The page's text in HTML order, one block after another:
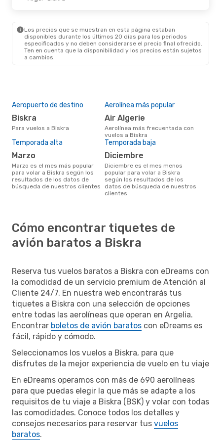
Los precios que se muestran en esta página estaban
disponibles durante los últimos 20 días para los periodos
especificados y no deben considerarse el precio final ofrecido.
Ten en cuenta que la disponibilidad y los precios están sujetos
a cambios.
Aeropuerto de destino
Biskra
Para vuelos a Biskra
Aerolínea más popular
Air Algerie
Aerolínea más frecuentada con
vuelos a Biskra
Temporada alta
marzo
marzo es el mes más popular
para volar a Biskra según los
resultados de los datos de
búsqueda de nuestros clientes
Temporada baja
diciembre
diciembre es el mes menos
popular para volar a Biskra
según los resultados de los
datos de búsqueda de nuestros
clientes
Cómo encontrar tiquetes de
avión baratos a Biskra
Reserva tus vuelos baratos a Biskra con eDreams con
la comodidad de un servicio premium de Atención al
Cliente 24/7. En nuestra web encontrarás tus
tiquetes a Biskra con una selección de opciones
entre todas las aerolíneas que operan en Argelia.
Encontrar boletos de avión baratos con eDreams es
fácil, rápido y cómodo.
Seleccionamos los vuelos a Biskra, para que
disfrutes de la mejor experiencia de vuelo en tu viaje
En eDreams operamos con más de 690 aerolíneas
para que puedas elegir la que más se adapte a los
requisitos de tu viaje a Biskra (BSK) y volar con todas
las comodidades. Conoce todos los detalles y
consejos necesarios para reservar tus vuelos
baratos.